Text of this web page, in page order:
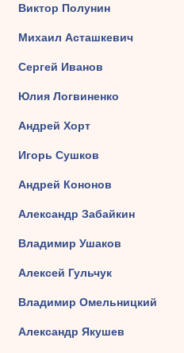
Виктор Полунин
Михаил Асташкевич
Сергей Иванов
Юлия Логвиненко
Андрей Хорт
Игорь Сушков
Андрей Кононов
Александр Забайкин
Владимир Ушаков
Алексей Гульчук
Владимир Омельницкий
Александр Якушев